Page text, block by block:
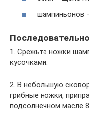
шампиньонов
1. Срежьте ножки
кусочками.
2. В небольшую
грибные ножки,
подсолнечном масле